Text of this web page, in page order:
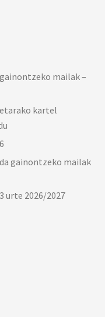
mailak –
kartel
gainontzeko mailak
urte 2026/2027